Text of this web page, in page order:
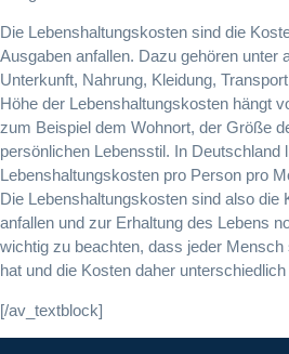
Die Lebenshaltungskosten sind die
Ausgaben anfallen. Dazu gehören unter
Unterkunft, Nahrung, Kleidung,
Höhe der Lebenshaltungskosten hängt
zum Beispiel dem Wohnort, der Größe
persönlichen Lebensstil. In Deutschland
Lebenshaltungskosten pro Person pro
Die Lebenshaltungskosten sind also die
anfallen und zur Erhaltung des Lebens
wichtig zu beachten, dass jeder
hat und die Kosten daher
[/av_textblock]